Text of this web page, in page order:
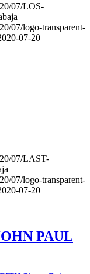
07/LOS-
07/logo-transparent-
07-20
07/LAST-
07/logo-transparent-
07-20
PAUL